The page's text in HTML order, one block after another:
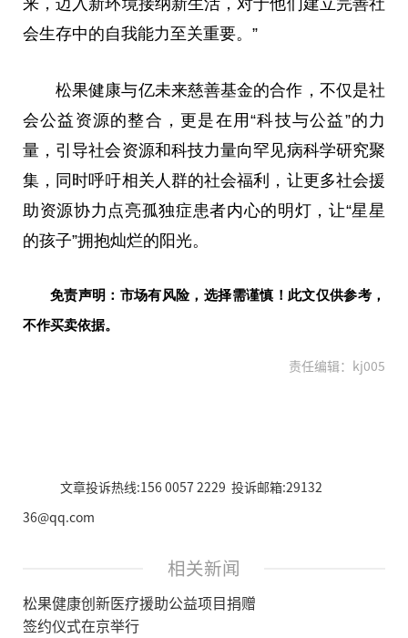
来，迈入新环境接纳新生活，对于他们建立完善社
会生存中的自我能力至关重要。”
松果健康与亿未来慈善基金的合作，不仅是社
会公益资源的整合，更是在用“科技与公益”的力
量，引导社会资源和科技力量向罕见病科学研究聚
集，同时呼吁相关人群的社会福利，让更多社会援
助资源协力点亮孤独症患者内心的明灯，让“星星
的孩子”拥抱灿烂的阳光。
免责声明：市场有风险，选择需谨慎！此文仅供参考，
不作买卖依据。
责任编辑：kj005
文章投诉热线:156 0057 2229 投诉邮箱:29132
36@qq.com
相关新闻
松果健康创新医疗援助公益项目捐赠
签约仪式在京举行